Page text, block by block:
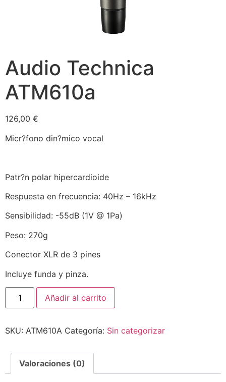
Audio Technica
ATM610a
126,00 €
Micr?fono din?mico vocal
Patr?n polar hipercardioide
Respuesta en frecuencia: 40Hz – 16kHz
Sensibilidad: -55dB (1V @ 1Pa)
Peso: 270g
Conector XLR de 3 pines
Incluye funda y pinza.
Añadir al carrito
SKU: ATM610A Categoría: Sin categorizar
Valoraciones (0)